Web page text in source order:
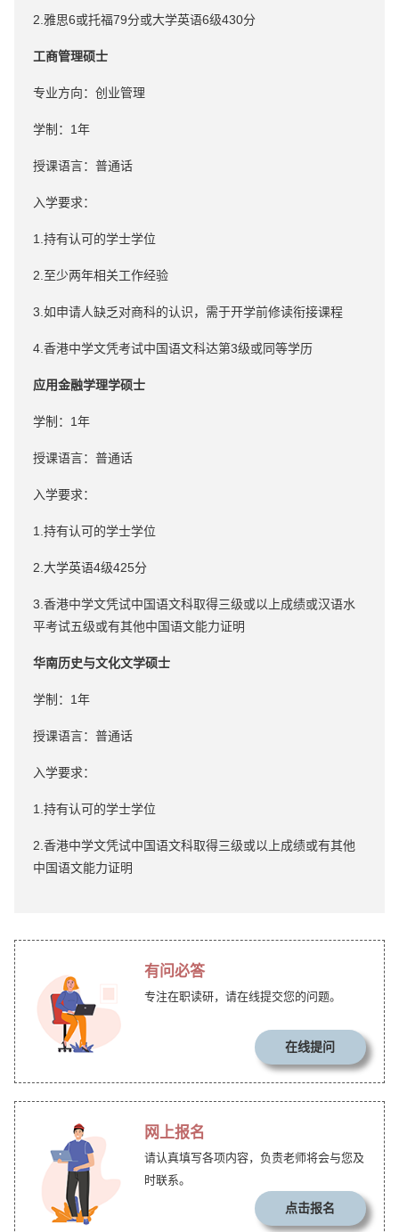
2.雅思6或托福79分或大学英语6级430分
工商管理硕士
专业方向：创业管理
学制：1年
授课语言：普通话
入学要求：
1.持有认可的学士学位
2.至少两年相关工作经验
3.如申请人缺乏对商科的认识，需于开学前修读衔接课程
4.香港中学文凭考试中国语文科达第3级或同等学历
应用金融学理学硕士
学制：1年
授课语言：普通话
入学要求：
1.持有认可的学士学位
2.大学英语4级425分
3.香港中学文凭试中国语文科取得三级或以上成绩或汉语水
平考试五级或有其他中国语文能力证明
华南历史与文化文学硕士
学制：1年
授课语言：普通话
入学要求：
1.持有认可的学士学位
2.香港中学文凭试中国语文科取得三级或以上成绩或有其他
中国语文能力证明
有问必答
专注在职读研，请在线提交您的问题。
在线提问
网上报名
请认真填写各项内容，负责老师将会与您及
时联系。
点击报名